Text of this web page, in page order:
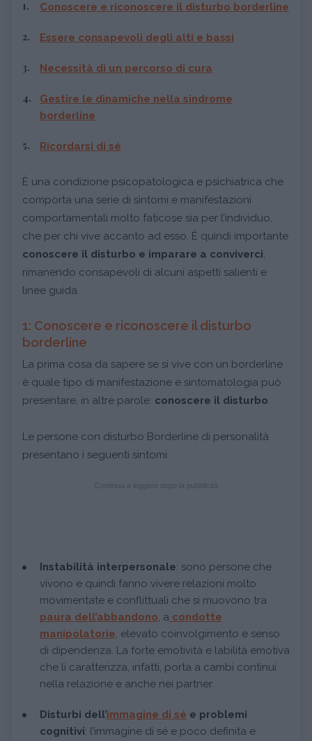
Conoscere e riconoscere il disturbo borderline
Essere consapevoli degli alti e bassi
Necessità di un percorso di cura
Gestire le dinamiche nella sindrome
borderline
Ricordarsi di sé
È una condizione psicopatologica e psichiatrica che
comporta una serie di sintomi e manifestazioni
comportamentali molto faticose sia per l’individuo,
che per chi vive accanto ad esso. È quindi importante
conoscere il disturbo e imparare a conviverci,
rimanendo consapevoli di alcuni aspetti salienti e
linee guida.
1: Conoscere e riconoscere il disturbo
borderline
La prima cosa da sapere se si vive con un borderline
è quale tipo di manifestazione e sintomatologia può
presentare, in altre parole: conoscere il disturbo.
Le persone con disturbo Borderline di personalità
presentano i seguenti sintomi:
Instabilità interpersonale: sono persone che
vivono e quindi fanno vivere relazioni molto
movimentate e conflittuali che si muovono tra
paura dell’abbandono, a condotte
manipolatorie, elevato coinvolgimento e senso
di dipendenza. La forte emotività e labilità emotiva
che li caratterizza, infatti, porta a cambi continui
nella relazione e anche nei partner.
Disturbi dell’immagine di sé e problemi
cognitivi: l’immagine di sé e poco definita e